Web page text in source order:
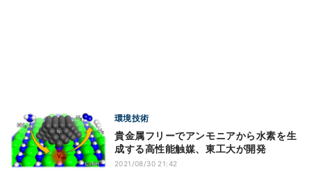
環境技術
貴金属フリーでアンモニアから水素を生
成する高性能触媒、東工大が開発
2021/08/30 21:42